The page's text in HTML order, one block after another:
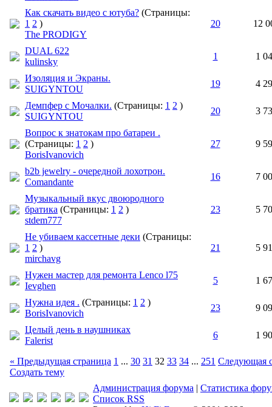
Как скачать видео с ютуба? (Страницы:
1 2 )
The PRODIGY
20 12
DUAL 622
kulinsky
1 1
Изоляция и Экраны.
SUIGYNTOU
19 4
Демпфер с Мочалки. (Страницы: 1 2 )
SUIGYNTOU
20 3
Вопрос к знатокам про батареи .
(Страницы: 1 2 )
BorisIvanovich
27 9
b2b jewelry - очередной лохотрон.
Comandante
16 7
Музыкальный вкус двоюродного
братика (Страницы: 1 2 )
stdem777
23 5
Не убиваем кассетные деки (Страницы:
1 2 )
mirchavg
21 5
Нужен мастер для ремонта Lenco l75
Ievghen
5 1
Нужна идея . (Страницы: 1 2 )
BorisIvanovich
23 9
Целый день в наушниках
Falerist
6 1
« Предыдущая страница 1 ... 30 31 32 33 34 ... 251 Следующая
Создать тему
Администрация форума | Статистика
Список RSS